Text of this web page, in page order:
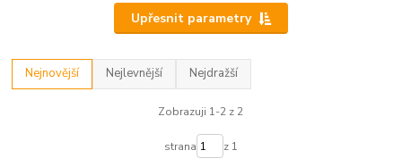
Upřesnit parametry
Nejnovější Nejlevnější Nejdražší
Zobrazuji 1-2 z 2
strana z 1